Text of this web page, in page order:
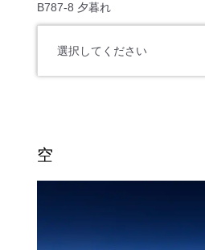
B787-8 夕暮れ
選択してください
空